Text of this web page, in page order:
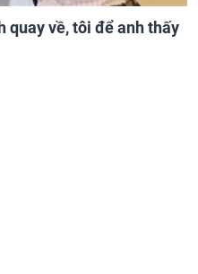
quay về, tôi để anh thấy